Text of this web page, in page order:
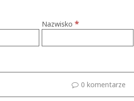
Nazwisko*
0 komentarze